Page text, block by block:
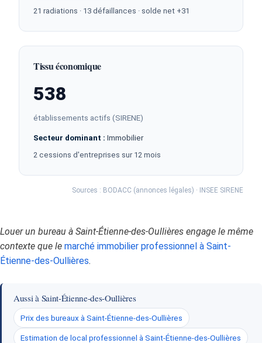
21 radiations · 13 défaillances · solde net +31
Tissu économique
538
établissements actifs (SIRENE)
Secteur dominant : Immobilier
2 cessions d'entreprises sur 12 mois
Sources : BODACC (annonces légales) · INSEE SIRENE
Louer un bureau à Saint-Étienne-des-Oullières engage le même
contexte que le marché immobilier professionnel à Saint-
Étienne-des-Oullières.
Aussi à Saint-Étienne-des-Oullières
Prix des bureaux à Saint-Étienne-des-Oullières
Estimation de local professionnel à Saint-Étienne-des-Oullières